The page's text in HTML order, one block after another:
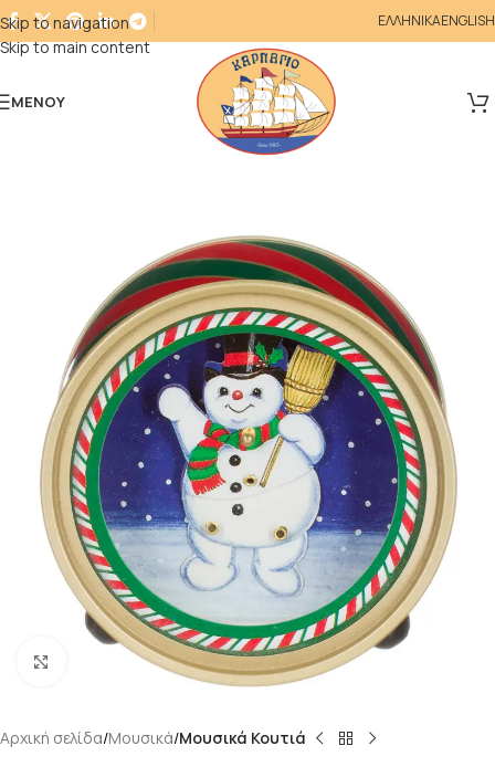
Skip to navigation
Skip to main content
ΕΛΛΗΝΙΚΑENGLISH
ΜΕΝΟΎ
Κάντε κλικ για μεγέθυνση
Αρχική σελίδα Μουσικά Μουσικά Κουτιά